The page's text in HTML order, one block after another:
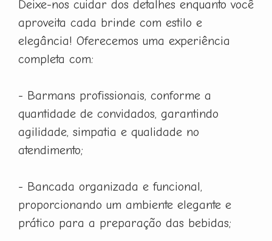
Deixe-nos cuidar dos detalhes enquanto você
aproveita cada brinde com estilo e
elegância! Oferecemos uma experiência
completa com:
- Barmans profissionais, conforme a
quantidade de convidados, garantindo
agilidade, simpatia e qualidade no
atendimento;
- Bancada organizada e funcional,
proporcionando um ambiente elegante e
prático para a preparação das bebidas;